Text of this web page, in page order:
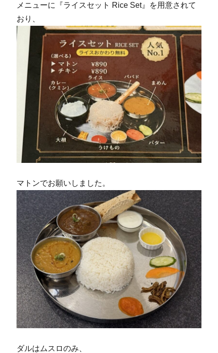
メニューに『ライスセット Rice Set』を用意されて
おり、
マトンでお願いしました。
ダルはムスロのみ、